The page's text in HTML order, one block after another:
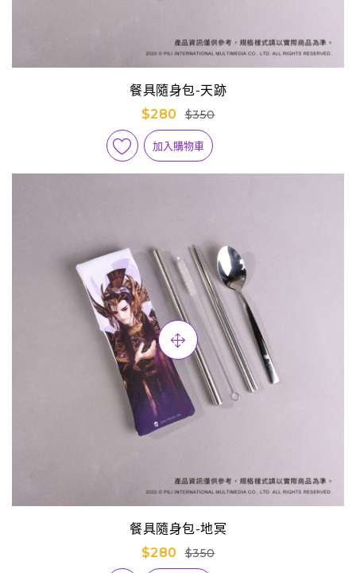
餐具隨身包-天跡
$280
$350
加入購物車
餐具隨身包-地冥
$280
$350